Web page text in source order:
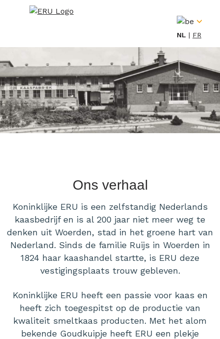
NL FR
Ons verhaal
Koninklijke ERU is een zelfstandig Nederlands
kaasbedrijf en is al 200 jaar niet meer weg te
denken uit Woerden, stad in het groene hart van
Nederland. Sinds de familie Ruijs in Woerden in
1824 haar kaashandel startte, is ERU deze
vestigingsplaats trouw gebleven.
Koninklijke ERU heeft een passie voor kaas en
heeft zich toegespitst op de productie van
kwaliteit smeltkaas producten. Met het alom
bekende Goudkuipje heeft ERU een plekje